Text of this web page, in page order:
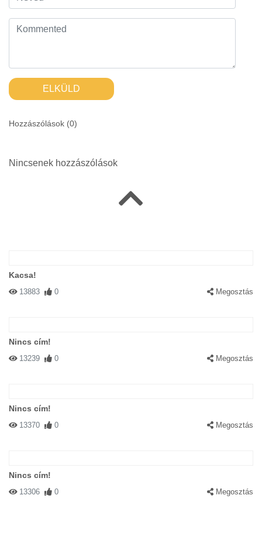
ELKÜLD
Hozzászólások (0)
Nincsenek hozzászólások
Kacsa!
13883 0 Megosztás
Nincs cím!
13239 0 Megosztás
Nincs cím!
13370 0 Megosztás
Nincs cím!
13306 0 Megosztás